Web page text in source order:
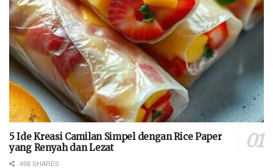
5 Ide Kreasi Camilan Simpel dengan Rice Paper
yang Renyah dan Lezat
498 SHARES